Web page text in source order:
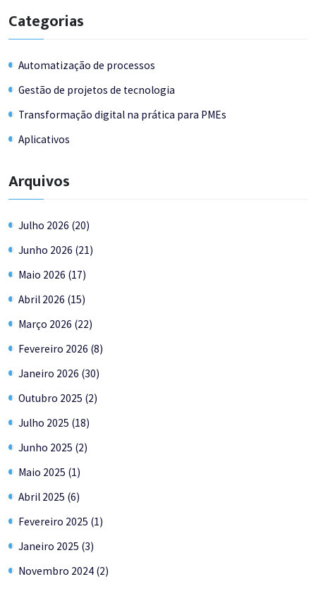
Categorias
Automatização de processos
Gestão de projetos de tecnologia
Transformação digital na prática para PMEs
Aplicativos
Arquivos
Julho 2026 (20)
Junho 2026 (21)
Maio 2026 (17)
Abril 2026 (15)
Março 2026 (22)
Fevereiro 2026 (8)
Janeiro 2026 (30)
Outubro 2025 (2)
Julho 2025 (18)
Junho 2025 (2)
Maio 2025 (1)
Abril 2025 (6)
Fevereiro 2025 (1)
Janeiro 2025 (3)
Novembro 2024 (2)